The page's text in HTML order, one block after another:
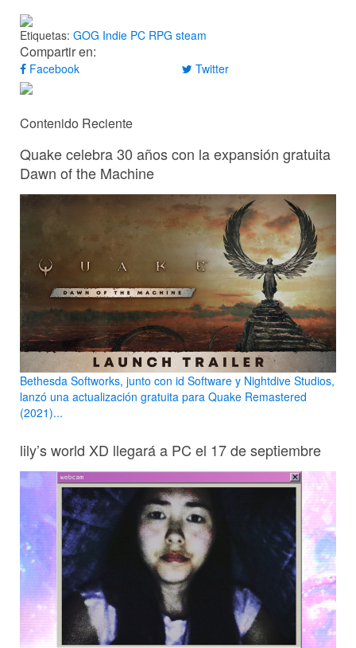
Etiquetas: GOG Indie PC RPG steam
Compartir en:
Facebook Twitter
Contenido Reciente
Quake celebra 30 años con la expansión gratuita
Dawn of the Machine
Bethesda Softworks, junto con id Software y Nightdive Studios,
lanzó una actualización gratuita para Quake Remastered
(2021)...
lily’s world XD llegará a PC el 17 de septiembre